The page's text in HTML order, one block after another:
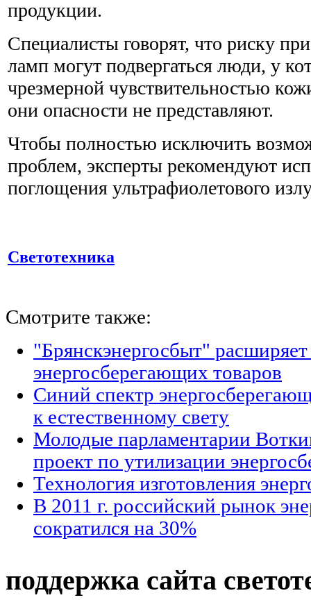
продукции.
Специалисты говорят, что риску
ламп могут подвергаться люди, у
чрезмерной чувствительностью
они опасности не представляют.
Чтобы полностью исключить
проблем, эксперты рекомендуют
поглощения ультрафиолетового
Светотехника
Смотрите также:
"Брянскэнергосбыт"
энергосберегающих товаров
Синий спектр
к естественному свету
Молодые парламентарии
проект по утилизации
Технология изготовления
В 2011 г. российский рынок
сократился на 30%
поддержка сайта